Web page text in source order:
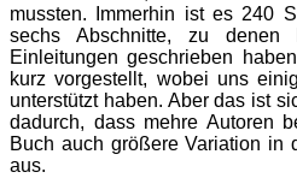
mussten. Immerhin ist es 240
sechs Abschnitte, zu denen
Einleitungen geschrieben
kurz vorgestellt, wobei uns
unterstützt haben. Aber das ist
dadurch, dass mehre Autoren
Buch auch größere Variation in
aus.